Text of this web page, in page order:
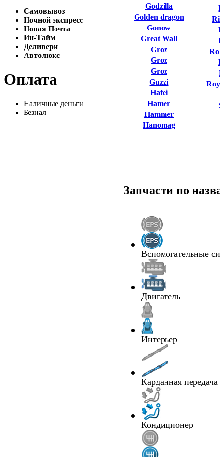
Самовывоз
Ночной экспресс
Новая Почта
Ин-Тайм
Деливери
Автолюкс
Оплата
Наличные деньги
Безнал
Godzilla
Golden dragon
Gonow
Great Wall
Groz
Groz
Groz
Guzzi
Hafei
Hamer
Hammer
Hanomag
Запчасти по
Вспомогательные
Двигатель
Интерьер
Карданная передача
Кондиционер